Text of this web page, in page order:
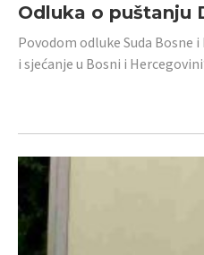
Odluka o puštanju
Povodom odluke Suda Bosne
i sjećanje u Bosni i